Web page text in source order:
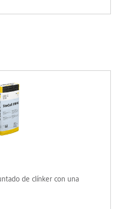
de clínker con una